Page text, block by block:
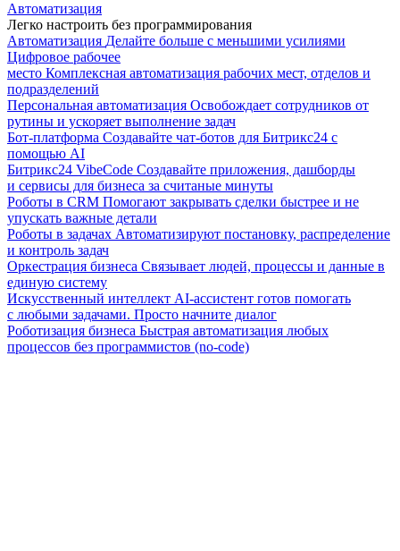
Автоматизация
Легко настроить без программирования
Автоматизация Делайте больше с меньшими усилиями
Цифровое рабочее
место Комплексная автоматизация рабочих мест, отделов и
подразделений
Персональная автоматизация Освобождает сотрудников от
рутины и ускоряет выполнение задач
Бот-платформа Создавайте чат-ботов для Битрикс24 с
помощью AI
Битрикс24 VibeCode Создавайте приложения, дашборды
и сервисы для бизнеса за считаные минуты
Роботы в CRM Помогают закрывать сделки быстрее и не
упускать важные детали
Роботы в задачах Автоматизируют постановку, распределение
и контроль задач
Оркестрация бизнеса Связывает людей, процессы и данные в
единую систему
Искусственный интеллект AI-ассистент готов помогать
с любыми задачами. Просто начните диалог
Роботизация бизнеса Быстрая автоматизация любых
процессов без программистов (no-code)